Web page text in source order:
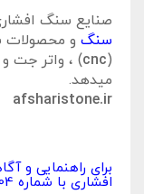
صنایع سنگ
سنگ و محصولات
(
cnc) ، واتر جت و
میدهد.
afsharistone.ir
برای راهنمایی و
افشاری با شماره 09188439204تماس بگیرید.